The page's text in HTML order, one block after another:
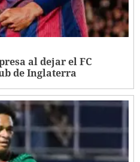
al dejar el FC
de Inglaterra